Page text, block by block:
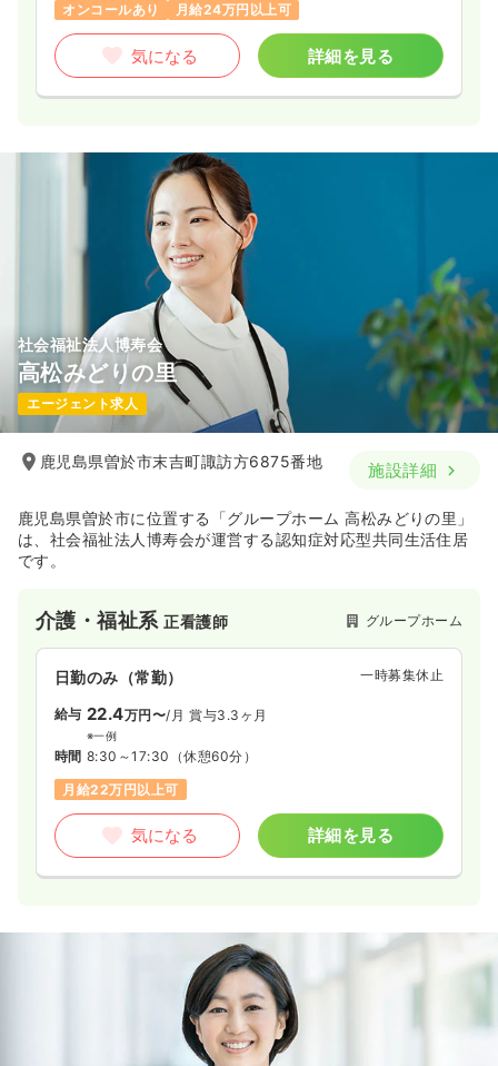
オンコールあり
月給24万円以上可
気になる 詳細を見る
社会福祉法人博寿会
高松みどりの里
エージェント求人
鹿児島県曽於市末吉町諏訪方6875番地 施設詳細
鹿児島県曽於市に位置する「グループホーム 高松みどりの里」
は、社会福祉法人博寿会が運営する認知症対応型共同生活住居
です。
介護・福祉系正看護師 グループホーム
日勤のみ（常勤） 一時募集休止
給与 22.4万円〜/月 賞与3.3ヶ月
※一例
時間 8:30～17:30 （休憩60分）
月給22万円以上可
気になる 詳細を見る